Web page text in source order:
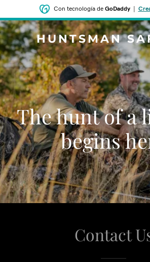
Con tecnología de GoDaddy|
HUNTSMAN
The hunt of a
begins
Contact